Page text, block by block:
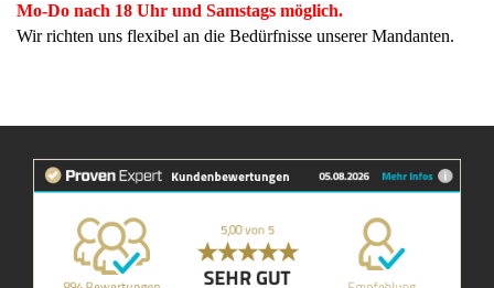
Mo-Do nach 18 Uhr und Samstags möglich.
Wir richten uns flexibel an die Bedürfnisse unserer Mandanten.